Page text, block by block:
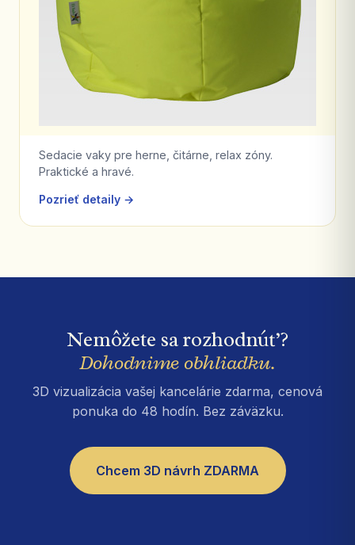
Sedacie vaky pre herne, čitárne, relax zóny.
Praktické a hravé.
Pozrieť detaily →
Nemôžete sa rozhodnúť?
Dohodnime obhliadku.
3D vizualizácia vašej kancelárie zdarma, cenová
ponuka do 48 hodín. Bez záväzku.
Chcem 3D návrh ZDARMA